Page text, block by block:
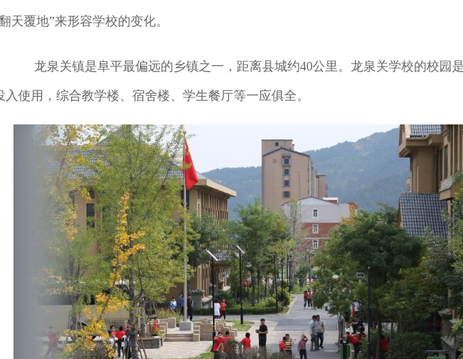
天覆地”来形容学校的变化。
龙泉关镇是阜平最偏远的乡镇之一，距离县城约40公里。龙泉关学校的校园
入使用，综合教学楼、宿舍楼、学生餐厅等一应俱全。